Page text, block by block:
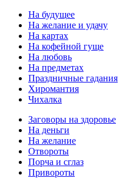
На будущее
На желание и удачу
На картах
На кофейной гуще
На любовь
На предметах
Праздничные гадания
Хиромантия
Чихалка
Заговоры на здоровье
На деньги
На желание
Отвороты
Порча и сглаз
Привороты